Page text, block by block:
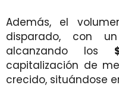
Además, el
disparado, con
alcanzando los
capitalización de
crecido, situándose